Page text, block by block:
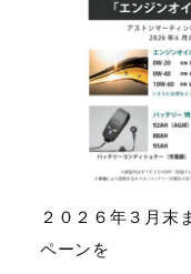
２０２６年３月末
ペーンを